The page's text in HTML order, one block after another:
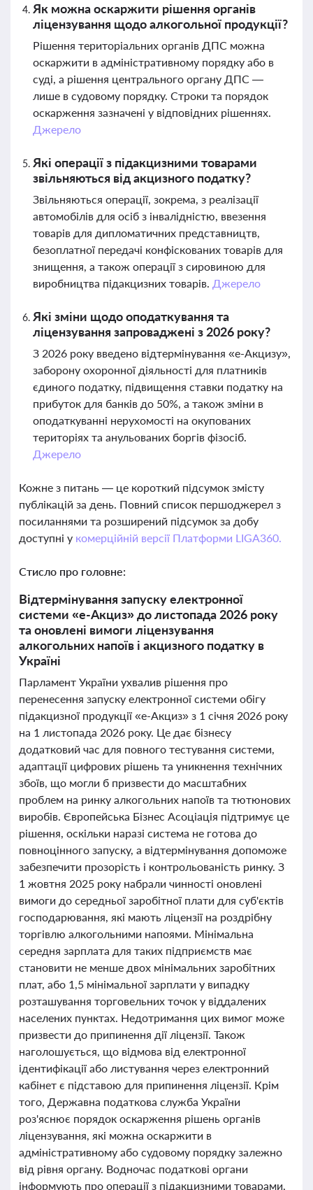
Як можна оскаржити рішення органів
ліцензування щодо алкогольної продукції?
Рішення територіальних органів ДПС можна
оскаржити в адміністративному порядку або в
суді, а рішення центрального органу ДПС —
лише в судовому порядку. Строки та порядок
оскарження зазначені у відповідних рішеннях.
Джерело
Які операції з підакцизними товарами
звільняються від акцизного податку?
Звільняються операції, зокрема, з реалізації
автомобілів для осіб з інвалідністю, ввезення
товарів для дипломатичних представництв,
безоплатної передачі конфіскованих товарів для
знищення, а також операції з сировиною для
виробництва підакцизних товарів. Джерело
Які зміни щодо оподаткування та
ліцензування запроваджені з 2026 року?
З 2026 року введено відтермінування «е-Акцизу»,
заборону охоронної діяльності для платників
єдиного податку, підвищення ставки податку на
прибуток для банків до 50%, а також зміни в
оподаткуванні нерухомості на окупованих
територіях та анульованих боргів фізосіб.
Джерело
Кожне з питань — це короткий підсумок змісту
публікацій за день. Повний список першоджерел з
посиланнями та розширений підсумок за добу
доступні у комерційній версії Платформи LIGA360.
Стисло про головне:
Відтермінування запуску електронної
системи «е-Акциз» до листопада 2026 року
та оновлені вимоги ліцензування
алкогольних напоїв і акцизного податку в
Україні
Парламент України ухвалив рішення про
перенесення запуску електронної системи обігу
підакцизної продукції «е-Акциз» з 1 січня 2026 року
на 1 листопада 2026 року. Це дає бізнесу
додатковий час для повного тестування системи,
адаптації цифрових рішень та уникнення технічних
збоїв, що могли б призвести до масштабних
проблем на ринку алкогольних напоїв та тютюнових
виробів. Європейська Бізнес Асоціація підтримує це
рішення, оскільки наразі система не готова до
повноцінного запуску, а відтермінування допоможе
забезпечити прозорість і контрольованість ринку. З
1 жовтня 2025 року набрали чинності оновлені
вимоги до середньої заробітної плати для суб'єктів
господарювання, які мають ліцензії на роздрібну
торгівлю алкогольними напоями. Мінімальна
середня зарплата для таких підприємств має
становити не менше двох мінімальних заробітних
плат, або 1,5 мінімальної зарплати у випадку
розташування торговельних точок у віддалених
населених пунктах. Недотримання цих вимог може
призвести до припинення дії ліцензії. Також
наголошується, що відмова від електронної
ідентифікації або листування через електронний
кабінет є підставою для припинення ліцензії. Крім
того, Державна податкова служба України
роз'яснює порядок оскарження рішень органів
ліцензування, які можна оскаржити в
адміністративному або судовому порядку залежно
від рівня органу. Водночас податкові органи
інформують про операції з підакцизними товарами,